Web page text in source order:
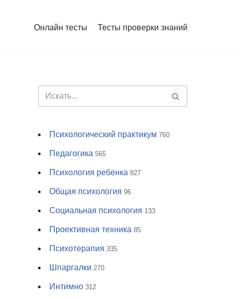
Онлайн тесты Тесты проверки знаний
Психологический практикум 760
Педагогика 565
Психология ребенка 827
Общая психология 96
Социальная психология 133
Проективная техника 85
Психотерапия 335
Шпаргалки 270
Интимно 312